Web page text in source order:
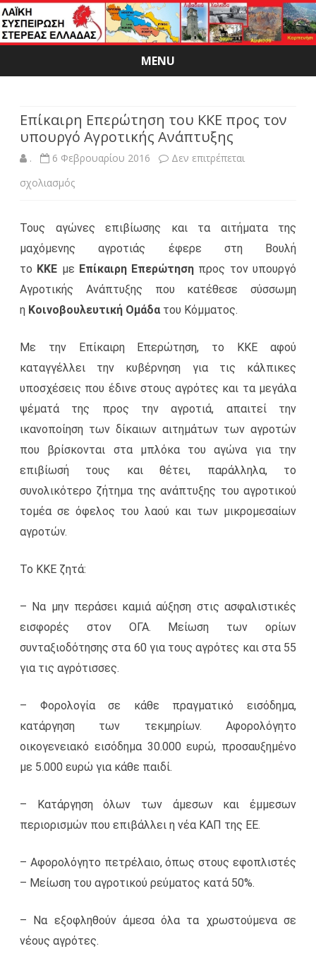
MENU
Skip
Επίκαιρη Επερώτηση του ΚΚΕ προς τον
υπουργό Αγροτικής Ανάπτυξης
. 6 Φεβρουαρίου 2016
Δεν επιτρέπεται
σχολιασμόςστο
Επερώτηση
προς
υπουργό
Ανάπτυξης
Τους αγώνες επιβίωσης και τα αιτήματα της
μαχόμενης αγροτιάς έφερε στη Βουλή
το ΚΚΕ με Επίκαιρη Επερώτηση προς τον υπουργό
Αγροτικής Ανάπτυξης που κατέθεσε σύσσωμη
η Κοινοβουλευτική Ομάδα του Κόμματος.
Με την Επίκαιρη Επερώτηση, το ΚΚΕ αφού
καταγγέλλει την κυβέρνηση για τις κάλπικες
υποσχέσεις που έδινε στους αγρότες και τα μεγάλα
ψέματά της προς την αγροτιά, απαιτεί την
ικανοποίηση των δίκαιων αιτημάτων των αγροτών
που βρίσκονται στα μπλόκα του αγώνα για την
επιβίωσή τους και θέτει, παράλληλα, το
συνολικότερο ζήτημα της ανάπτυξης του αγροτικού
τομέα σε όφελος του λαού και των μικρομεσαίων
αγροτών.
Το ΚΚΕ ζητά:
– Να μην περάσει καμιά αύξηση στις ασφαλιστικές
εισφορές στον ΟΓΑ. Μείωση των ορίων
συνταξιοδότησης στα 60 για τους αγρότες και στα 55
για τις αγρότισσες.
– Φορολογία σε κάθε πραγματικό εισόδημα,
κατάργηση των τεκμηρίων. Αφορολόγητο
οικογενειακό εισόδημα 30.000 ευρώ, προσαυξημένο
με 5.000 ευρώ για κάθε παιδί.
– Κατάργηση όλων των άμεσων και έμμεσων
περιορισμών που επιβάλλει η νέα ΚΑΠ της ΕΕ.
– Αφορολόγητο πετρέλαιο, όπως στους εφοπλιστές
– Μείωση του αγροτικού ρεύματος κατά 50%.
– Να εξοφληθούν άμεσα όλα τα χρωστούμενα σε
νέους αγρότες.